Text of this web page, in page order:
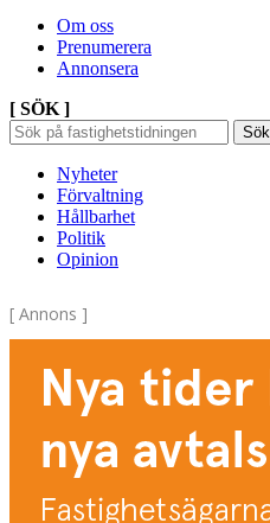
Om oss
Prenumerera
Annonsera
[ SÖK ]
Sök
efter:
Sök
Sök
Nyheter
Förvaltning
Hållbarhet
Politik
Opinion
[ Annons ]